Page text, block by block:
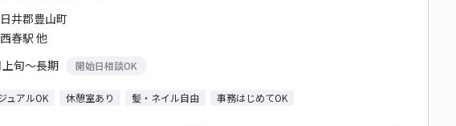
井郡豊山町
春駅 他
旬～長期
開始日相談OK
ュアルOK 休憩室あり 髪・ネイル自由 事務はじめてOK